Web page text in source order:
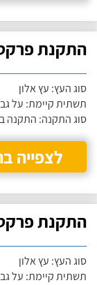
התקנת
סוג העץ: עץ אלון
תשתית קיימת: על
סוג התקנה: התקנה
לצפייה
התקנת
סוג העץ: עץ אלון
תשתית קיימת: על